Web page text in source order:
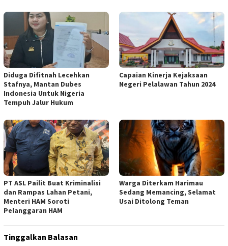
Diduga Difitnah Lecehkan
Stafnya, Mantan Dubes
Indonesia Untuk Nigeria
Tempuh Jalur Hukum
Capaian Kinerja Kejaksaan
Negeri Pelalawan Tahun 2024
PT ASL Pailit Buat Kriminalisi
dan Rampas Lahan Petani,
Menteri HAM Soroti
Pelanggaran HAM
Warga Diterkam Harimau
Sedang Memancing, Selamat
Usai Ditolong Teman
Tinggalkan Balasan